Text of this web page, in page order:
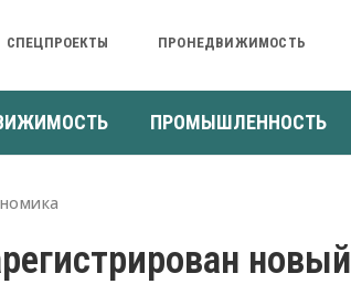
СПЕЦПРОЕКТЫ ПРОНЕДВИЖИМОСТЬ
ПРОМЫШЛЕННОСТЬ
новый